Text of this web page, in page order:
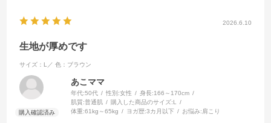
2026.6.10
生地が厚めです
サイズ：L／ 色：ブラウン
あこママ
年代:50代 性別:女性 身長:166～170cm
肌質:普通肌 購入した商品のサイズ:L
体重:61kg～65kg ヨガ歴:3カ月以下 お悩み:肩こり